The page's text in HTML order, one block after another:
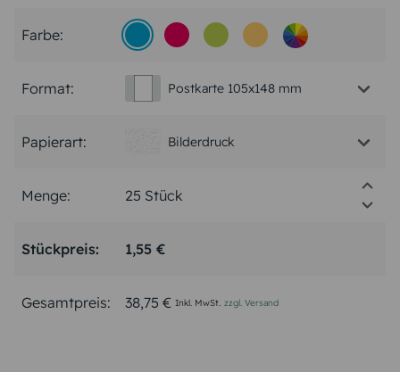
Farbe:
Format: Postkarte 105x148 mm
Papierart: Bilderdruck
Menge:
Stückpreis: 1,55 €
Gesamtpreis: 38,75 € Inkl. MwSt. zzgl. Versand